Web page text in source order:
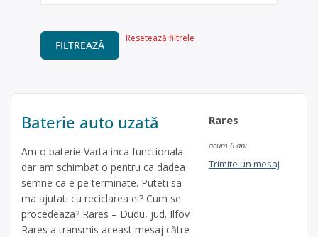
FILTREAZĂ
Resetează filtrele
Baterie auto uzată
Am o baterie Varta inca functionala
dar am schimbat o pentru ca dadea
semne ca e pe terminate. Puteti sa
ma ajutati cu reciclarea ei? Cum se
procedeaza? Rares – Dudu, jud. Ilfov
Rares a transmis aceast mesaj către
Rares
acum 6 ani
Trimite un mesaj